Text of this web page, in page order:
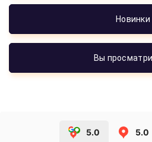
Новинки
Вы
5.0 5.0